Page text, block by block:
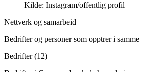
Kilde: Instagram/offentlig profil
Nettverk og samarbeid
Bedrifter og personer som opptrer i
Bedrifter (12)